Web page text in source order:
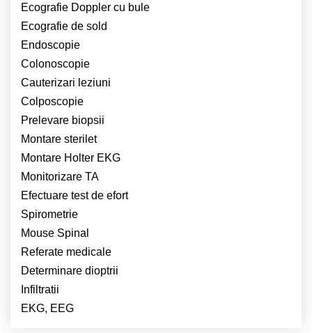
Ecografie Doppler cu bule
Ecografie de sold
Endoscopie
Colonoscopie
Cauterizari leziuni
Colposcopie
Prelevare biopsii
Montare sterilet
Montare Holter EKG
Monitorizare TA
Efectuare test de efort
Spirometrie
Mouse Spinal
Referate medicale
Determinare dioptrii
Infiltratii
EKG, EEG